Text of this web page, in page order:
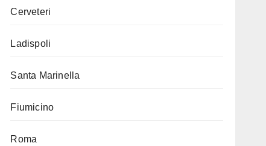
Cerveteri
Ladispoli
Santa Marinella
Fiumicino
Roma